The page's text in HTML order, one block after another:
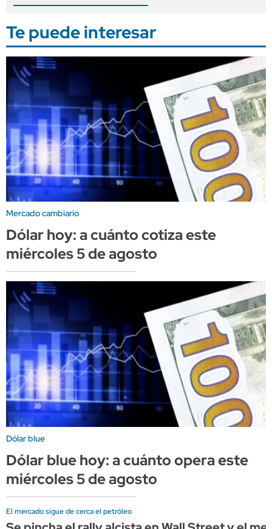
Te puede interesar
Mercado cambiario
Dólar hoy: a cuánto cotiza este
miércoles 5 de agosto
Dólar blue
Dólar blue hoy: a cuánto opera este
miércoles 5 de agosto
El mercado sigue de cerca el petróleo